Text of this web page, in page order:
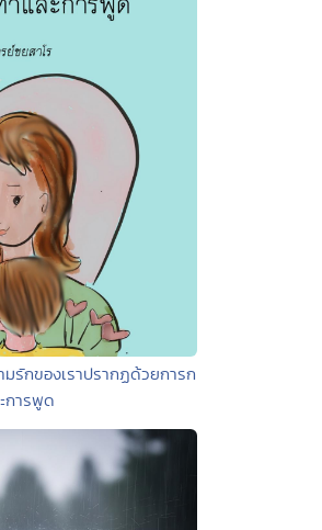
รักของเราปรากฏด้วยการก
การพูด